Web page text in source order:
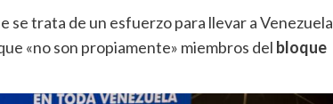
se trata de un esfuerzo para llevar a Venezuela
«no son propiamente» miembros del bloque